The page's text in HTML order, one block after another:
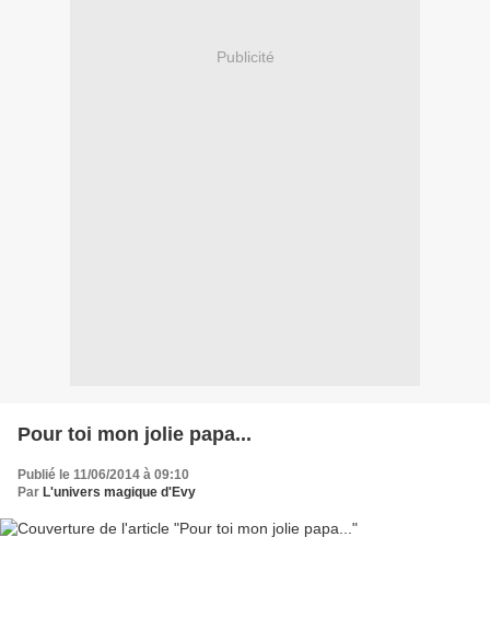
Publicité
Pour toi mon jolie papa...
Publié le 11/06/2014 à 09:10
Par L'univers magique d'Evy